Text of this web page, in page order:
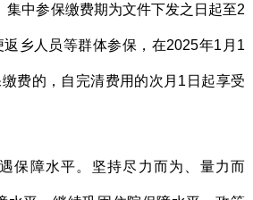
集中参保缴费期为文件下发之日起至2
乡人员等群体参保，在2025年1月1
费的，自完清费用的次月1日起享受
障水平。坚持尽力而为、量力而